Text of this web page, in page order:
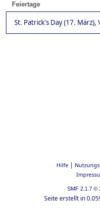
Feiertage
St. Patrick's Day (17.
Hilfe|
SMF 2.1.7 ©
Seite erstellt in